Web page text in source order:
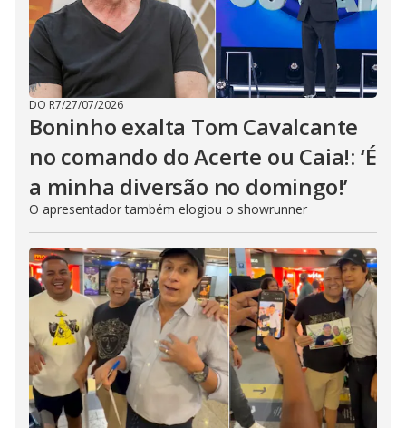
DO R7/27/07/2026
Boninho exalta Tom Cavalcante
no comando do Acerte ou Caia!: ‘É
a minha diversão no domingo!’
O apresentador também elogiou o showrunner